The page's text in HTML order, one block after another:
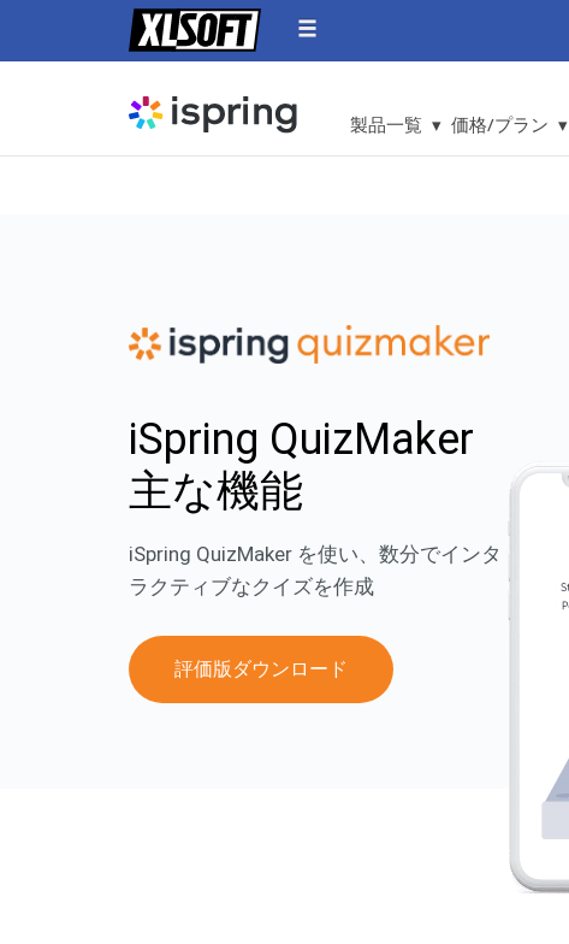
製品一覧 ▾ 価格/プラン ▾
iSpring QuizMaker
主な機能
iSpring QuizMaker を使い、数分でインタ
ラクティブなクイズを作成
評価版ダウンロード